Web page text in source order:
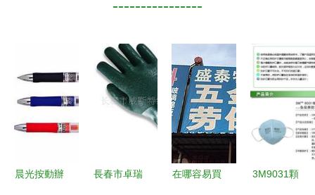
----------------
晨光按動辦
長春市卓瑞
在哪容易買
3M9031顆